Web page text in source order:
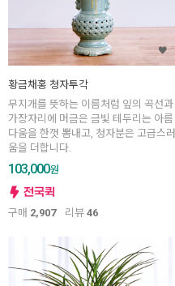
황금채홍 청자투각
무지개를 뜻하는 이름처럼 잎의 곡선과
가장자리에 머금은 금빛 테두리는 아름
다움을 한껏 뽐내고, 청자분은 고급스러
움을 더합니다.
103,000원
구매 2,907 리뷰 46